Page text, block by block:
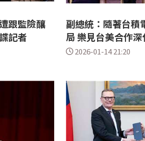
跟監險釀
記者
副總統：隨著台積
局 樂見台美合作深
2026-01-14 21:20